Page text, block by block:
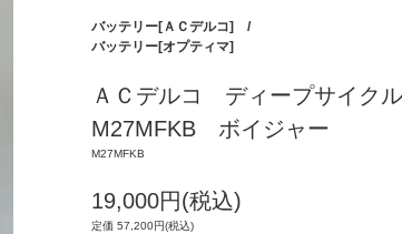
バッテリー[ＡＣデルコ] /
バッテリー[オプティマ]
ＡＣデルコ ディープサイク
M27MFKB ボイジャー
M27MFKB
19,000円(税込)
定価 57,200円(税込)